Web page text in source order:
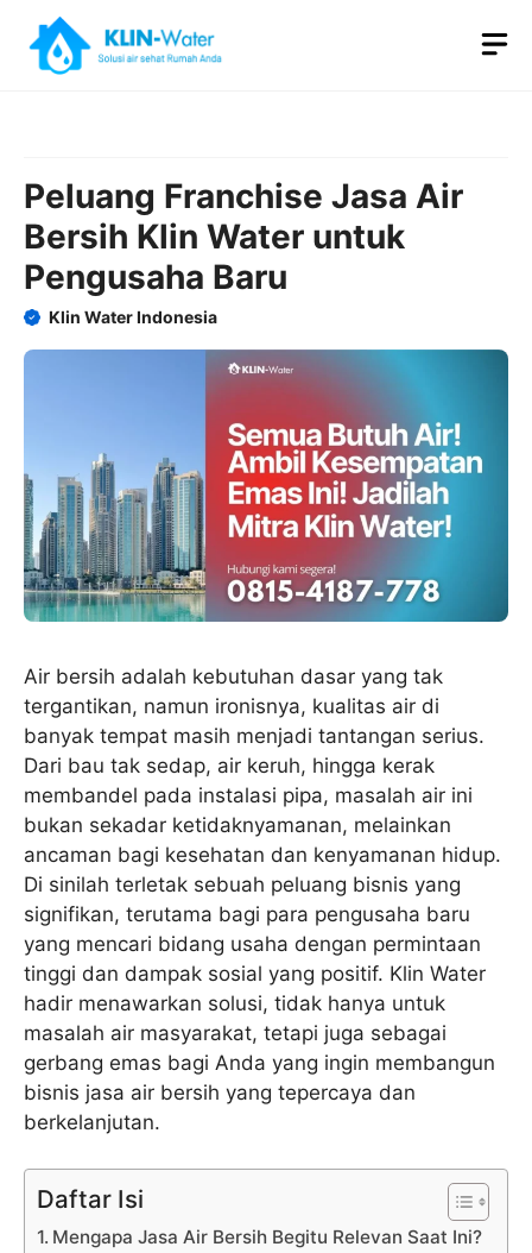
content
Peluang Franchise Jasa Air
Bersih Klin Water untuk
Pengusaha Baru
Klin Water Indonesia
Air bersih adalah kebutuhan dasar yang tak
tergantikan, namun ironisnya, kualitas air di
banyak tempat masih menjadi tantangan serius.
Dari bau tak sedap, air keruh, hingga kerak
membandel pada instalasi pipa, masalah air ini
bukan sekadar ketidaknyamanan, melainkan
ancaman bagi kesehatan dan kenyamanan hidup.
Di sinilah terletak sebuah peluang bisnis yang
signifikan, terutama bagi para pengusaha baru
yang mencari bidang usaha dengan permintaan
tinggi dan dampak sosial yang positif. Klin Water
hadir menawarkan solusi, tidak hanya untuk
masalah air masyarakat, tetapi juga sebagai
gerbang emas bagi Anda yang ingin membangun
bisnis jasa air bersih yang tepercaya dan
berkelanjutan.
Daftar Isi
Mengapa Jasa Air Bersih Begitu Relevan Saat Ini?